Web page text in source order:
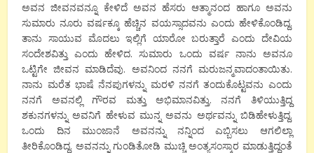
ಅವನ ಜೀವನವನ್ನೂ ಕೇಳಿದೆ ಅವನ ಹೆಸರು ಆತ್ಮಾನಂದ ಹಾಗೂ ಅವನು
ಸುಮಾರು ನೂರು ವರ್ಷಕ್ಕೂ ಹೆಚ್ಚಿನ ವಯಸ್ಸಾದವನು ಎಂದು ಹೇಳಿಕೊಂಡಿದ್ದ.
ತಾನು ಸಾಯುವ ಮೊದಲು ಇಲ್ಲಿಗೆ ಯಾರೋ ಬರುತ್ತಾರೆ ಎಂದು ದೇವಿಯ
ಸಂದೇಶವಿತ್ತು ಎಂದು ಹೇಳಿದ. ಸುಮಾರು ಒಂದು ವರ್ಷ ನಾನು ಅವನೂ
ಒಟ್ಟಿಗೇ ಜೀವನ ಮಾಡಿದೆವು. ಅವನಿಂದ ನನಗೆ ಮರುಜನ್ಮವಾದಂತಾಯಿತು.
ನಾನು ಮರೆತ ಭಾಷೆ ನೆನಪುಗಳನ್ನು ಮರಳಿ ನನಗೆ ತಂದುಕೊಟ್ಟವನು ಎಂದು
ನನಗೆ ಅವನಲ್ಲಿ ಗೌರವ ಮತ್ತು ಅಭಿಮಾನವಿತ್ತು. ನನಗೆ ತಿಳಿಯುತ್ತಿದ್ದ
ಶಕುನಗಳನ್ನು ಅವನಿಗೆ ಹೇಳುವ ಮುನ್ನ ಅವನು ಅರ್ಥವನ್ನು ಬಿಡಿಹೇಳುತ್ತಿದ್ದ.
ಒಂದು ದಿನ ಮುಂಜಾನೆ ಅವನನ್ನು ನನ್ನಿಂದ ಎಬ್ಬಿಸಲು ಆಗಲಿಲ್ಲಾ
ತೀರಿಕೊಂಡಿದ್ದ. ಅವನನ್ನು ಗುಂಡಿತೋಡಿ ಮುಚ್ಚಿ ಅಂತ್ಯಸಂಸ್ಕಾರ ಮಾಡುತ್ತಿದ್ದಂತೆ